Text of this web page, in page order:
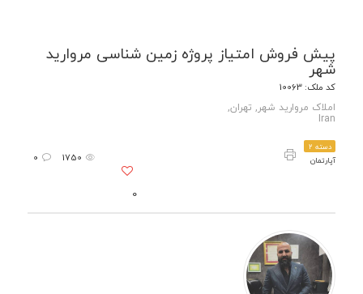
پیش فروش امتیاز پروژه زمین شناسی مروارید
شهر
کد ملک: 10063
املاک مروارید شهر, تهران,
Iran
دسته 2
آپارتمان
1750
0